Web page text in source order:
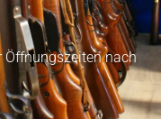
Öffnungszeiten nach